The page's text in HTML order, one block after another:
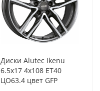
Диски Alutec Ikenu
6.5x17 4x108 ET40
ЦО63.4 цвет GFP